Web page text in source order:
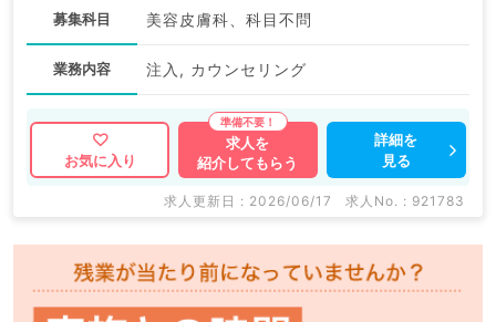
募集科目 美容皮膚科、科目不問
業務内容 注入, カウンセリング
お気に入り
求人を
紹介してもらう
詳細を
見る
求人更新日 : 2026/06/17 求人No. : 921783